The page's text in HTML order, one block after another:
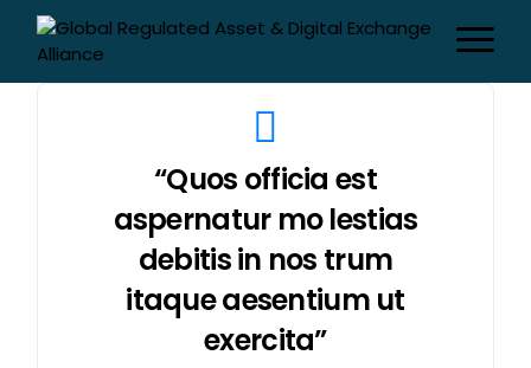
“Quos officia est
aspernatur mo lestias
debitis in nos trum
itaque aesentium ut
exercita”